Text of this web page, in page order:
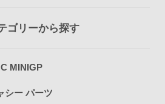
ゴリーから探す
MINIGP
シー パーツ